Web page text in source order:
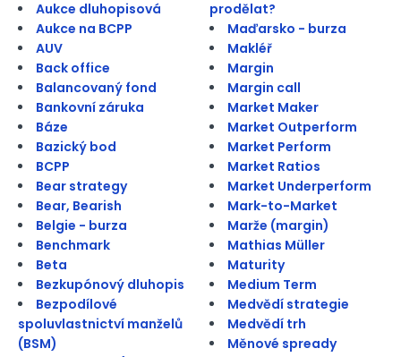
Aukce dluhopisová
Aukce na BCPP
AUV
Back office
Balancovaný fond
Bankovní záruka
Báze
Bazický bod
BCPP
Bear strategy
Bear, Bearish
Belgie - burza
Benchmark
Beta
Bezkupónový dluhopis
Bezpodílové
spoluvlastnictví manželů
(BSM)
prodělat?
Maďarsko - burza
Makléř
Margin
Margin call
Market Maker
Market Outperform
Market Perform
Market Ratios
Market Underperform
Mark-to-Market
Marže (margin)
Mathias Müller
Maturity
Medium Term
Medvědí strategie
Medvědí trh
Měnové spready